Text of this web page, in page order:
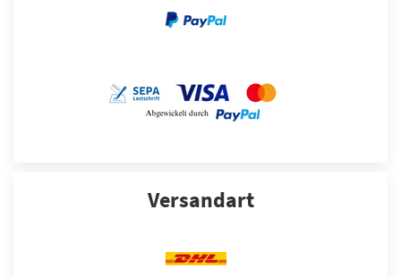
Versandart